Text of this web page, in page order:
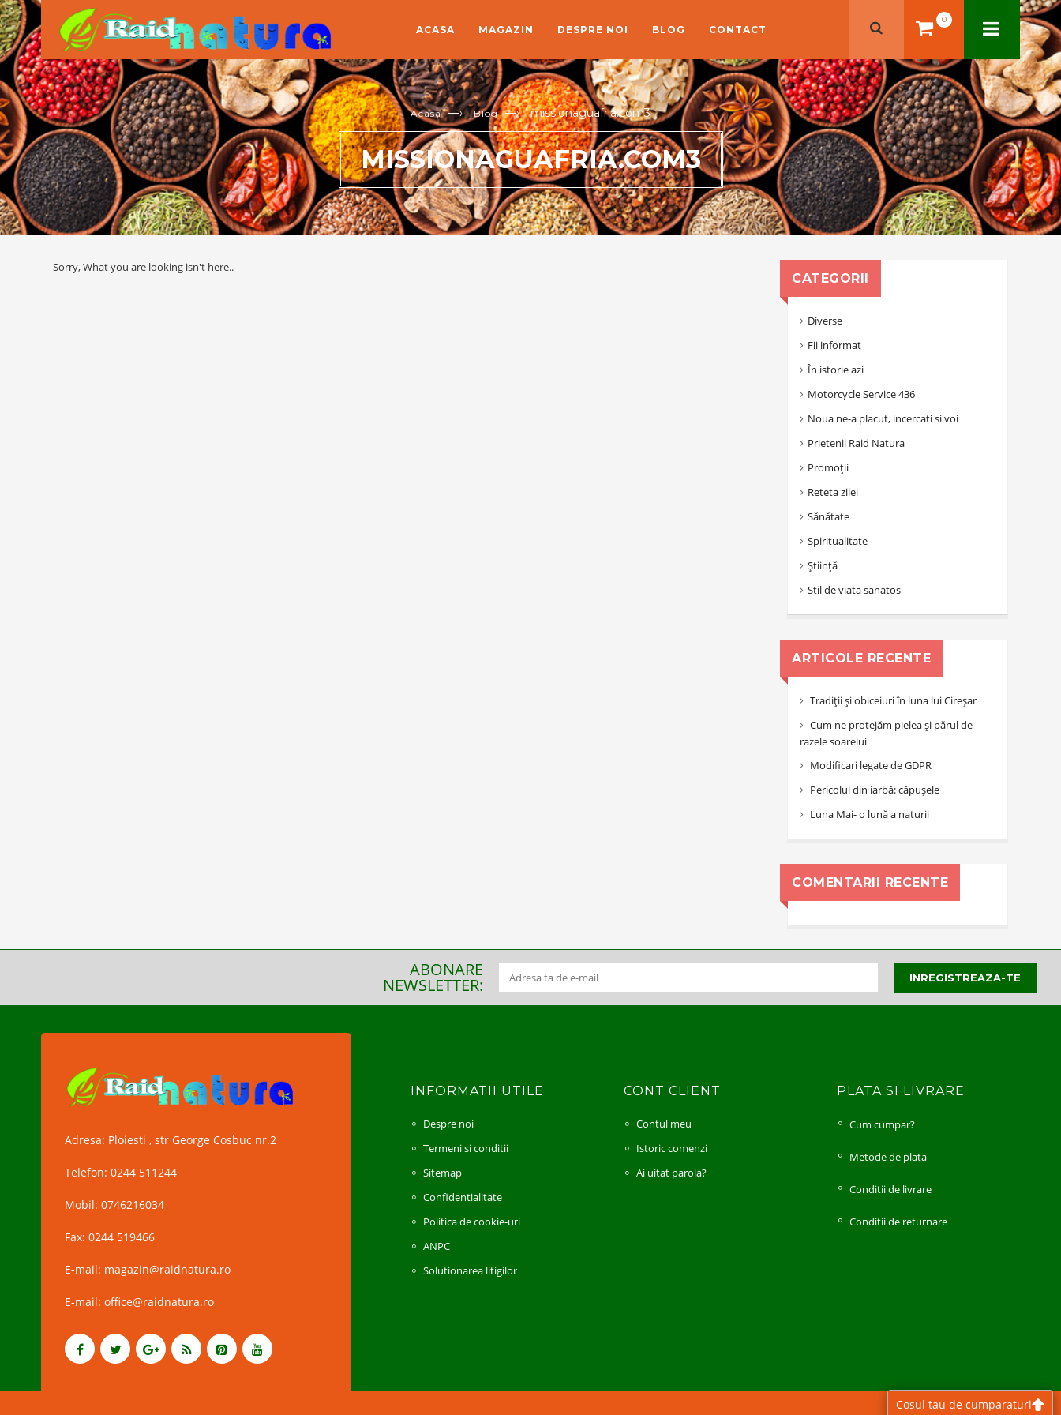
ACASA MAGAZIN DESPRE NOI BLOG CONTACT
0
Acasa —› Blog —› missionaguafria.com3
MISSIONAGUAFRIA.COM3
Sorry, What you are looking isn't here..
CATEGORII
Diverse
Fii informat
În istorie azi
Motorcycle Service 436
Noua ne-a placut, incercati si voi
Prietenii Raid Natura
Promoții
Reteta zilei
Sănătate
Spiritualitate
Știință
Stil de viata sanatos
ARTICOLE RECENTE
Tradiții și obiceiuri în luna lui Cireșar
Cum ne protejăm pielea și părul de
razele soarelui
Modificari legate de GDPR
Pericolul din iarbă: căpușele
Luna Mai- o lună a naturii
COMENTARII RECENTE
ABONARE
NEWSLETTER:
Adresa: Ploiesti , str George Cosbuc nr.2
Telefon: 0244 511244
Mobil: 0746216034
Fax: 0244 519466
E-mail: magazin@raidnatura.ro
E-mail: office@raidnatura.ro
INFORMATII UTILE
Despre noi
Termeni si conditii
Sitemap
Confidentialitate
Politica de cookie-uri
ANPC
Solutionarea litigilor
CONT CLIENT
Contul meu
Istoric comenzi
Ai uitat parola?
PLATA SI LIVRARE
Cum cumpar?
Metode de plata
Conditii de livrare
Conditii de returnare
Cosul tau de cumparaturi